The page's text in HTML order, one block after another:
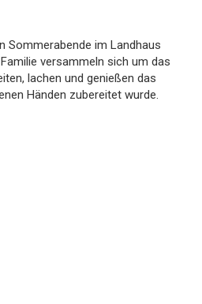
Sommerabende im Landhaus
versammeln sich um das
lachen und genießen das
Händen zubereitet wurde.